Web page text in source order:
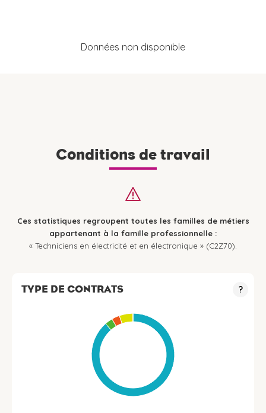
Données non disponible
Conditions de travail
Ces statistiques regroupent toutes les familles de métiers
appartenant à la famille professionnelle :
« Techniciens en électricité et en électronique » (C2Z70).
TYPE DE CONTRATS ?